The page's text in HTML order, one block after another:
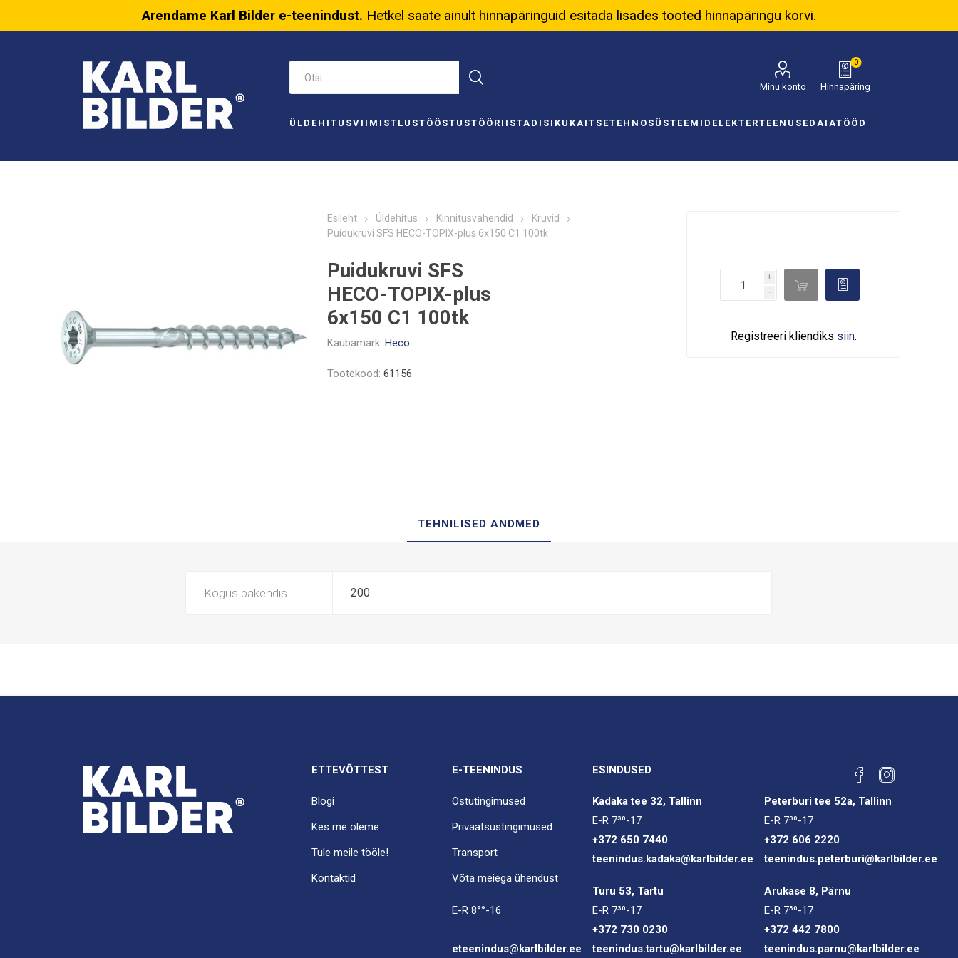
Arendame Karl Bilder e-teenindust. Hetkel saate ainult hinnapäringuid esitada lisades tooted hinnapäringu korvi.
Minu konto Hinnapäring
0
ÜLDEHITUSVIIMISTLUSTÖÖSTUSTÖÖRIISTAD ISIKUKAITSETEHNOSÜSTEEMID ELEKTERTEENUSEDAIATÖÖD
Esileht Üldehitus Kinnitusvahendid
Kruvid
Puidukruvi SFS HECO-TOPIX-plus 6x150 C1 100tk
Puidukruvi SFS
HECO-TOPIX-plus
6x150 C1 100tk
Kaubamärk: Heco
Tootekood: 61156
i
h
d 
Registreeri kliendiks siin.
TEHNILISED ANDMED
Kogus pakendis 200
ETTEVÕTTEST
Blogi
Kes me oleme
Tule meile tööle!
Kontaktid
E-TEENINDUS
Ostutingimused
Privaatsustingimused
Transport
Võta meiega ühendust
E-R 8°°-16
eteenindus@karlbilder.ee
ESINDUSED
Kadaka tee 32, Tallinn
E-R 7³⁰-17
+372 650 7440
teenindus.kadaka@karlbilder.ee
Peterburi tee 52a, Tallinn
E-R 7³⁰-17
+372 606 2220
teenindus.peterburi@karlbilder.ee
Turu 53, Tartu
E-R 7³⁰-17
+372 730 0230
teenindus.tartu@karlbilder.ee
Arukase 8, Pärnu
E-R 7³⁰-17
+372 442 7800
teenindus.parnu@karlbilder.ee